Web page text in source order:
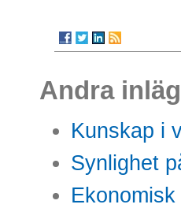
Andra
Kunskap i
Synlighet